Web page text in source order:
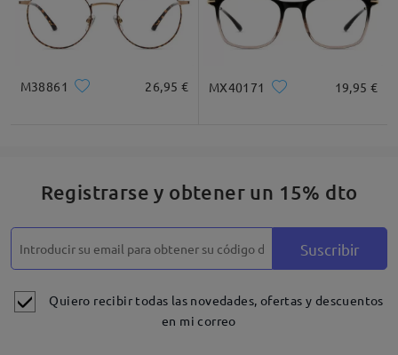
M38861 26,95 € MX40171 19,95 €
Registrarse y obtener un 15% dto
Suscribir
Quiero recibir todas las novedades, ofertas y descuentos
en mi correo